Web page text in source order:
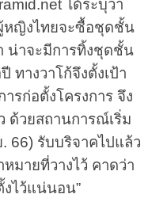
ได้ระบุว่า
หญิงไทยจะซื้อชุดชั้น
น่าจะมีการทิ้งชุดชั้น
ทางวาโก้จึงตั้งเป้า
ารก่อตั้งโครงการ จึง
ด้วยสถานการณ์เริ่ม
66) รับบริจาคไปแล้ว
มายที่วางไว้ คาดว่า
ไว้แน่นอน”